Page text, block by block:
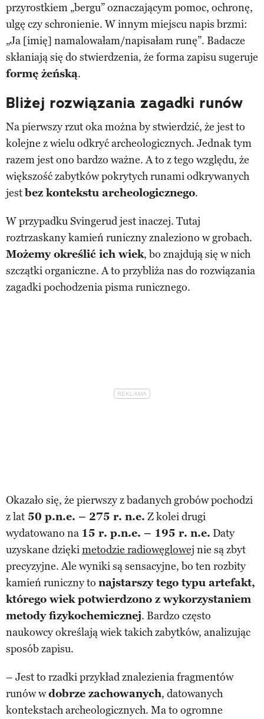
przyrostkiem „bergu” oznaczającym pomoc, ochronę,
ulgę czy schronienie. W innym miejscu napis brzmi:
„Ja [imię] namalowałam/napisałam runę”. Badacze
skłaniają się do stwierdzenia, że forma zapisu sugeruje
formę żeńską.
Bliżej rozwiązania zagadki runów
Na pierwszy rzut oka można by stwierdzić, że jest to
kolejne z wielu odkryć archeologicznych. Jednak tym
razem jest ono bardzo ważne. A to z tego względu, że
większość zabytków pokrytych runami odkrywanych
jestbez kontekstu archeologicznego.
W przypadku Svingerud jest inaczej. Tutaj
roztrzaskany kamień runiczny znaleziono w grobach.
Możemy określić ich wiek, bo znajdują się w nich
szczątki organiczne. A to przybliża nas do rozwiązania
zagadki pochodzenia pisma runicznego.
Okazało się, że pierwszy z badanych grobów pochodzi
z lat 50 p.n.e. – 275 r. n.e. Z kolei drugi
wydatowano na 15 r. p.n.e. – 195 r. n.e. Daty
uzyskane dziękimetodzie radiowęglowej nie są zbyt
precyzyjne. Ale wyniki są sensacyjne, bo ten rozbity
kamień runiczny to najstarszy tego typu artefakt,
którego wiek potwierdzono z wykorzystaniem
metody fizykochemicznej. Bardzo często
naukowcy określają wiek takich zabytków, analizując
sposób zapisu.
– Jest to rzadki przykład znalezienia fragmentów
runów wdobrze zachowanych, datowanych
kontekstach archeologicznych. Ma to ogromne